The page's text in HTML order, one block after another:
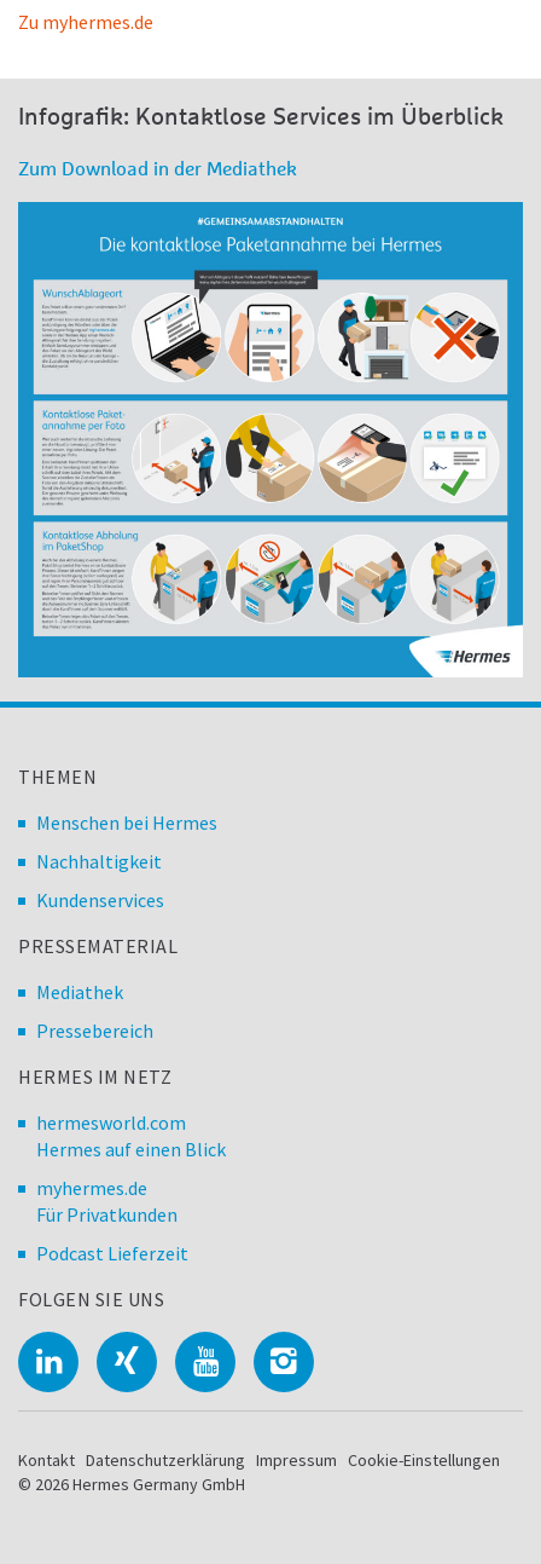
Zu myhermes.de
Infografik: Kontaktlose Services im Überblick
Zum Download in der Mediathek
THEMEN
Menschen bei Hermes
Nachhaltigkeit
Kundenservices
PRESSEMATERIAL
Mediathek
Pressebereich
HERMES IM NETZ
hermesworld.com
Hermes auf einen Blick
myhermes.de
Für Privatkunden
Podcast Lieferzeit
FOLGEN SIE UNS
Kontakt Datenschutzerklärung Impressum Cookie-Einstellungen
© 2026 Hermes Germany GmbH